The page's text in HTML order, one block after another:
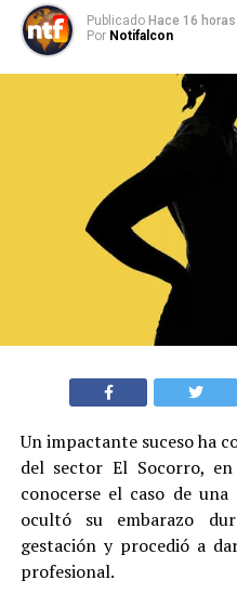
Publicado Hace 16 horas
Por Notifalcon
Un impactante suceso ha
del sector El Socorro,
conocerse el caso de
ocultó su embarazo
gestación y procedió a
profesional.